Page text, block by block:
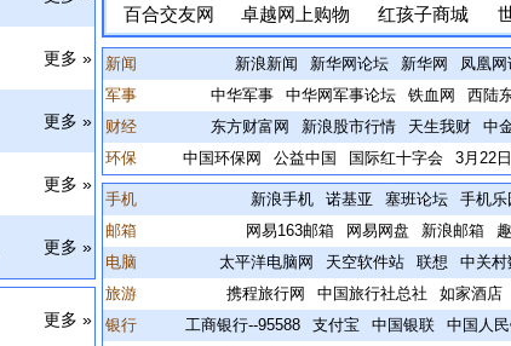
更多 »
更多 »
更多 »
更多 »
更多 »
百合交友网
卓越网上购物 红孩子商城
新闻 新浪新闻 新华网论坛 新华网 凤凰网
军事
中华军事 中华网军事论坛 铁血网 西陆
财经
东方财富网 新浪股市行情 天生我财 中
环保
中国环保网 公益中国 国际红十字会 3月22
手机 新浪手机 诺基亚 塞班论坛 手机乐
邮箱
网易163邮箱 网易网盘 新浪邮箱
电脑
太平洋电脑网 天空软件站 联想 中关村
旅游
携程旅行网 中国旅行社总社 如家酒店
银行
工商银行--95588 支付宝 中国银联 中国人